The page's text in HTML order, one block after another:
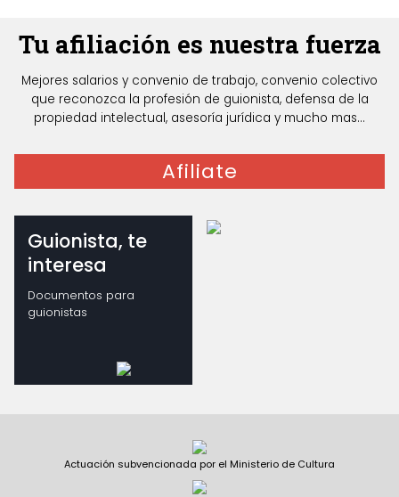
Tu afiliación es nuestra fuerza
Mejores salarios y convenio de trabajo, convenio colectivo
que reconozca la profesión de guionista, defensa de la
propiedad intelectual, asesoría jurídica y mucho mas...
Afiliate
Guionista, te
interesa
Documentos para
guionistas
Actuación subvencionada por el Ministerio de Cultura